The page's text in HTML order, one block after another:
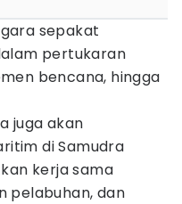
sepakat
pertukaran
bencana, hingga
juga akan
di Samudra
kerja sama
pelabuhan, dan